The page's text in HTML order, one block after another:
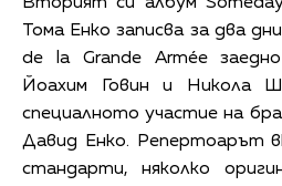
Тома Енко записва за два
de la Grande Armée
Йоахим Говин и Никола
специалното участие на
Давид Енко. Репертоарът
стандарти, няколко